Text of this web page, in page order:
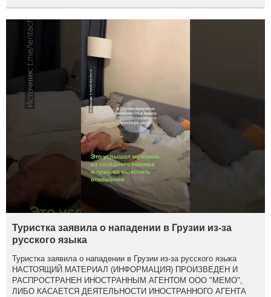
Туристка заявила о нападении в Грузии из-за
русского языка
Туристка заявила о нападении в Грузии из-за русского языка
НАСТОЯЩИЙ МАТЕРИАЛ (ИНФОРМАЦИЯ) ПРОИЗВЕДЕН И
РАСПРОСТРАНЕН ИНОСТРАННЫМ АГЕНТОМ ООО "МЕМО",
ЛИБО КАСАЕТСЯ ДЕЯТЕЛЬНОСТИ ИНОСТРАННОГО АГЕНТА